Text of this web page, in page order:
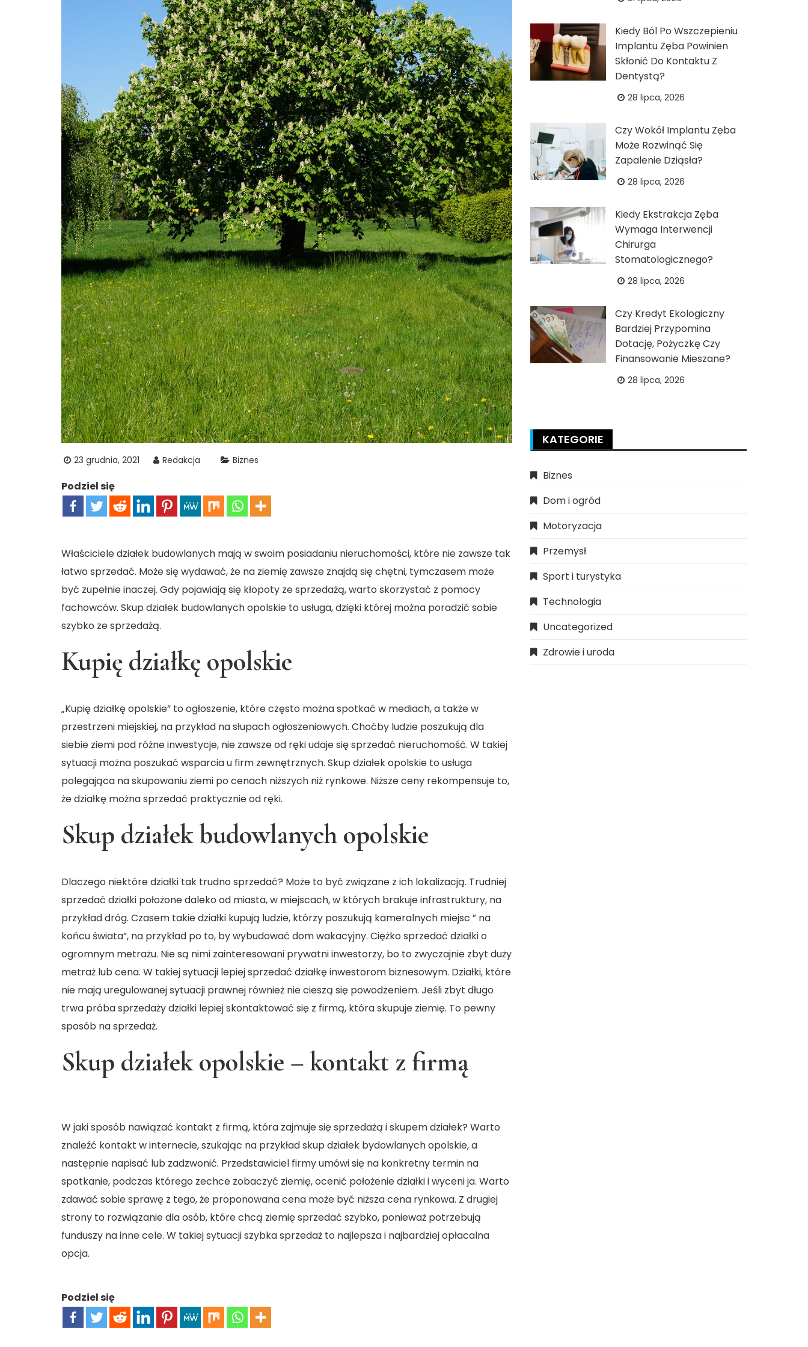
23 grudnia, 2021 Redakcja Biznes
Podziel się
Właściciele działek budowlanych mają w swoim posiadaniu nieruchomości, które nie zawsze tak
łatwo sprzedać. Może się wydawać, że na ziemię zawsze znajdą się chętni, tymczasem może
być zupełnie inaczej. Gdy pojawiają się kłopoty ze sprzedażą, warto skorzystać z pomocy
fachowców. Skup działek budowlanych opolskie to usługa, dzięki której można poradzić sobie
szybko ze sprzedażą.
Kupię działkę opolskie
„Kupię działkę opolskie” to ogłoszenie, które często można spotkać w mediach, a także w
przestrzeni miejskiej, na przykład na słupach ogłoszeniowych. Choćby ludzie poszukują dla
siebie ziemi pod różne inwestycje, nie zawsze od ręki udaje się sprzedać nieruchomość. W takiej
sytuacji można poszukać wsparcia u firm zewnętrznych. Skup działek opolskie to usługa
polegająca na skupowaniu ziemi po cenach niższych niż rynkowe. Niższe ceny rekompensuje to,
że działkę można sprzedać praktycznie od ręki.
Skup działek budowlanych opolskie
Dlaczego niektóre działki tak trudno sprzedać? Może to być związane z ich lokalizacją. Trudniej
sprzedać działki położone daleko od miasta, w miejscach, w których brakuje infrastruktury, na
przykład dróg. Czasem takie działki kupują ludzie, którzy poszukują kameralnych miejsc ” na
końcu świata”, na przykład po to, by wybudować dom wakacyjny. Ciężko sprzedać działki o
ogromnym metrażu. Nie są nimi zainteresowani prywatni inwestorzy, bo to zwyczajnie zbyt duży
metraż lub cena. W takiej sytuacji lepiej sprzedać działkę inwestorom biznesowym. Działki, które
nie mają uregulowanej sytuacji prawnej również nie cieszą się powodzeniem. Jeśli zbyt długo
trwa próba sprzedaży działki lepiej skontaktować się z firmą, która skupuje ziemię. To pewny
sposób na sprzedaż.
Skup działek opolskie – kontakt z firmą
W jaki sposób nawiązać kontakt z firmą, która zajmuje się sprzedażą i skupem działek? Warto
znaleźć kontakt w internecie, szukając na przykładskup działek bydowlanych opolskie, a
następnie napisać lub zadzwonić. Przedstawiciel firmy umówi się na konkretny termin na
spotkanie, podczas którego zechce zobaczyć ziemię, ocenić położenie działki i wyceni ja. Warto
zdawać sobie sprawę z tego, że proponowana cena może być niższa cena rynkowa. Z drugiej
strony to rozwiązanie dla osób, które chcą ziemię sprzedać szybko, ponieważ potrzebują
funduszy na inne cele. W takiej sytuacji szybka sprzedaż to najlepsza i najbardziej opłacalna
opcja.
Podziel się
Kiedy Ból Po Wszczepieniu
Implantu Zęba Powinien
Skłonić Do Kontaktu Z
Dentystą?
28 lipca, 2026
Czy Wokół Implantu Zęba
Może Rozwinąć Się
Zapalenie Dziąsła?
28 lipca, 2026
Kiedy Ekstrakcja Zęba
Wymaga Interwencji
Chirurga
Stomatologicznego?
28 lipca, 2026
Czy Kredyt Ekologiczny
Bardziej Przypomina
Dotację, Pożyczkę Czy
Finansowanie Mieszane?
28 lipca, 2026
KATEGORIE
Biznes
Dom i ogród
Motoryzacja
Przemysł
Sport i turystyka
Technologia
Uncategorized
Zdrowie i uroda